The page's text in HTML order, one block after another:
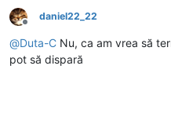
Deconectat
daniel22_22
@Duta-C Nu, ca am vrea să
pot să dispară